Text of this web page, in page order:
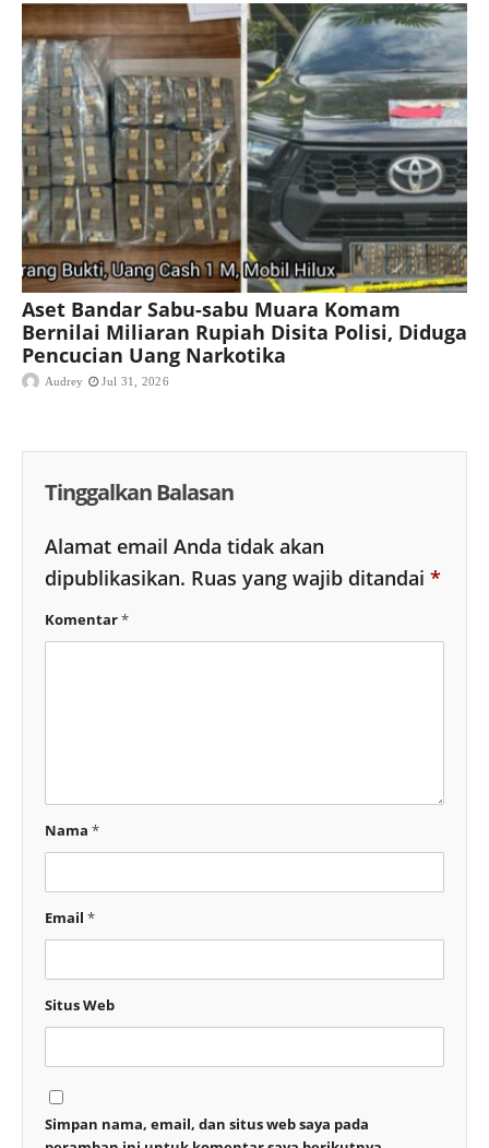
Aset Bandar Sabu-sabu Muara Komam
Bernilai Miliaran Rupiah Disita Polisi, Diduga
Pencucian Uang Narkotika
Audrey Jul 31, 2026
Tinggalkan Balasan
Alamat email Anda tidak akan
dipublikasikan. Ruas yang wajib ditandai *
Komentar*
Nama *
Email *
Situs Web
Simpan nama, email, dan situs web saya pada